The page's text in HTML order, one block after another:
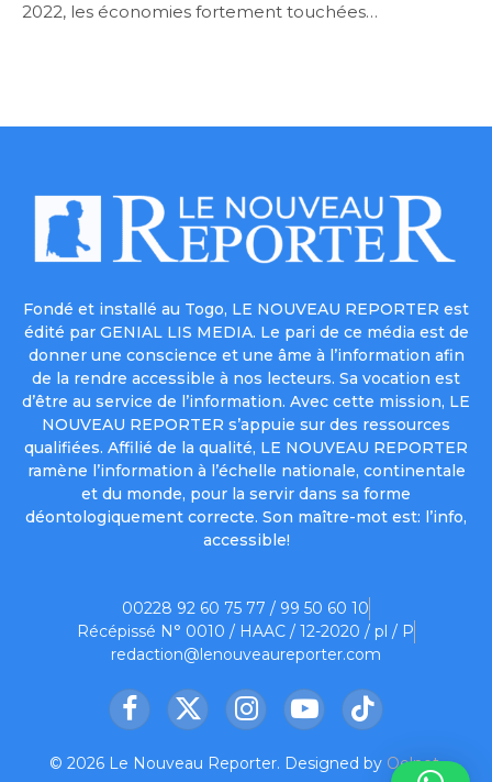
2022, les économies fortement touchées…
Fondé et installé au Togo, LE NOUVEAU REPORTER est
édité par GENIAL LIS MEDIA. Le pari de ce média est de
donner une conscience et une âme à l’information afin
de la rendre accessible à nos lecteurs. Sa vocation est
d’être au service de l’information. Avec cette mission, LE
NOUVEAU REPORTER s’appuie sur des ressources
qualifiées. Affilié de la qualité, LE NOUVEAU REPORTER
ramène l’information à l’échelle nationale, continentale
et du monde, pour la servir dans sa forme
déontologiquement correcte. Son maître-mot est: l’info,
accessible!
00228 92 60 75 77 / 99 50 60 10
Récépissé N° 0010 / HAAC / 12-2020 / pl / P
redaction@lenouveaureporter.com
Facebook
X
InstagramYouTubeTikTok
© 2026 Le Nouveau Reporter. Designed by Oelnet.